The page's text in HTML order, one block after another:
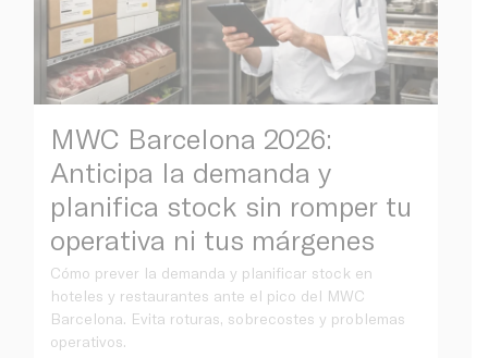
MWC Barcelona 2026:
Anticipa la demanda y
planifica stock sin romper tu
operativa ni tus márgenes
Cómo prever la demanda y planificar stock en
hoteles y restaurantes ante el pico del MWC
Barcelona. Evita roturas, sobrecostes y problemas
operativos.